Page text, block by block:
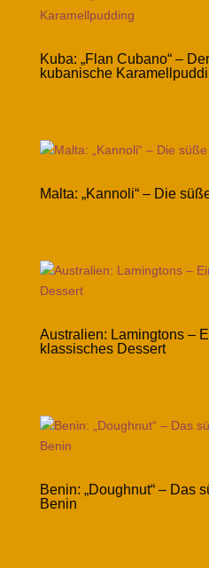
Kuba: „Flan Cubano“ –
kubanische
Malta: „Kannoli“ – Die
Australien: Lamingtons –
klassisches Dessert
Benin: „Doughnut“ – Das
Benin